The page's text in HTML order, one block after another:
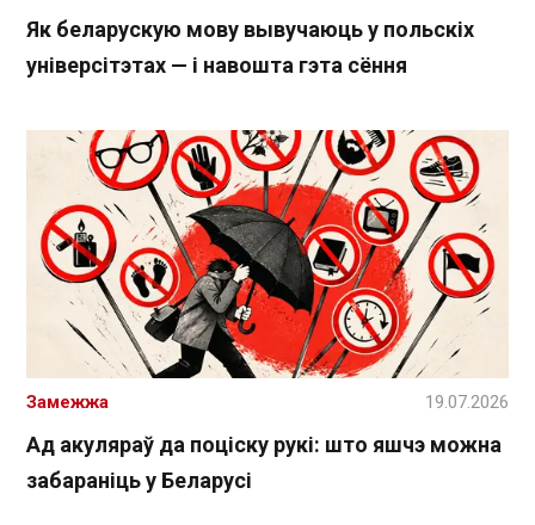
Як беларускую мову вывучаюць у польскіх
універсітэтах — і навошта гэта сёння
Ад акуляраў да поціску рукі: што яшчэ можна
забараніць у Беларусі
Замежжа 19.07.2026